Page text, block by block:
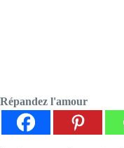
Répandez l'amour